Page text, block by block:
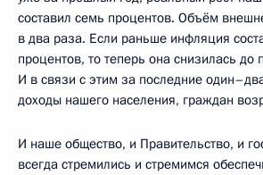
составил семь процентов. Объём
в два раза. Если раньше инфляция
процентов, то теперь она снизилась до
И в связи с этим за последние
доходы нашего населения, граждан
И наше общество, и Правительство, и
всегда стремились и стремимся